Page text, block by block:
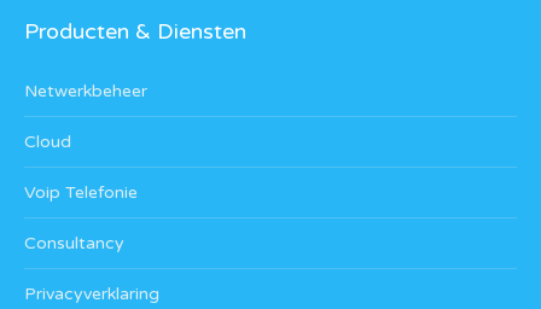
Producten & Diensten
Netwerkbeheer
Cloud
Voip Telefonie
Consultancy
Privacyverklaring